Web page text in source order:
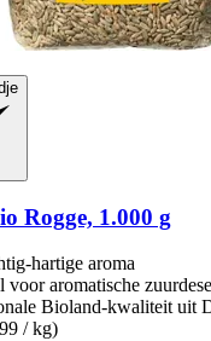
Rogge, 1.000 g
hartige aroma
voor aromatische
Bioland-kwaliteit uit
/ kg)